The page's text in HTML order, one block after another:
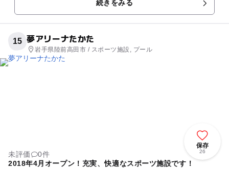
す。 特に、滑り台付きのウォ...続きをみる
15 夢アリーナたかた
岩手県陸前高田市 / スポーツ施設, プール
保存
26
未評価
0件
2018年4月オープン！充実、快適なスポーツ施設です！